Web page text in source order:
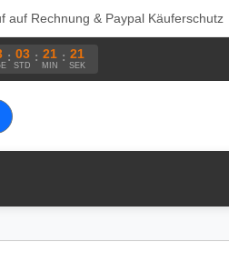
auf Rechnung & Paypal Käuferschutz
: 03
STD
: 21
MIN
: 21
SEK